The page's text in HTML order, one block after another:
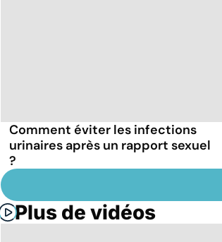
Comment éviter les infections
urinaires après un rapport sexuel
?
Plus de vidéos